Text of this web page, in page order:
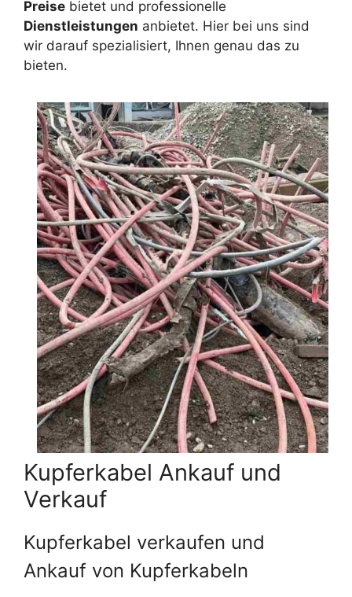
Preise bietet und professionelle
Dienstleistungen anbietet. Hier bei uns sind
wir darauf spezialisiert, Ihnen genau das zu
bieten.
Kupferkabel Ankauf und
Verkauf
Kupferkabel verkaufen und
Ankauf von Kupferkabeln